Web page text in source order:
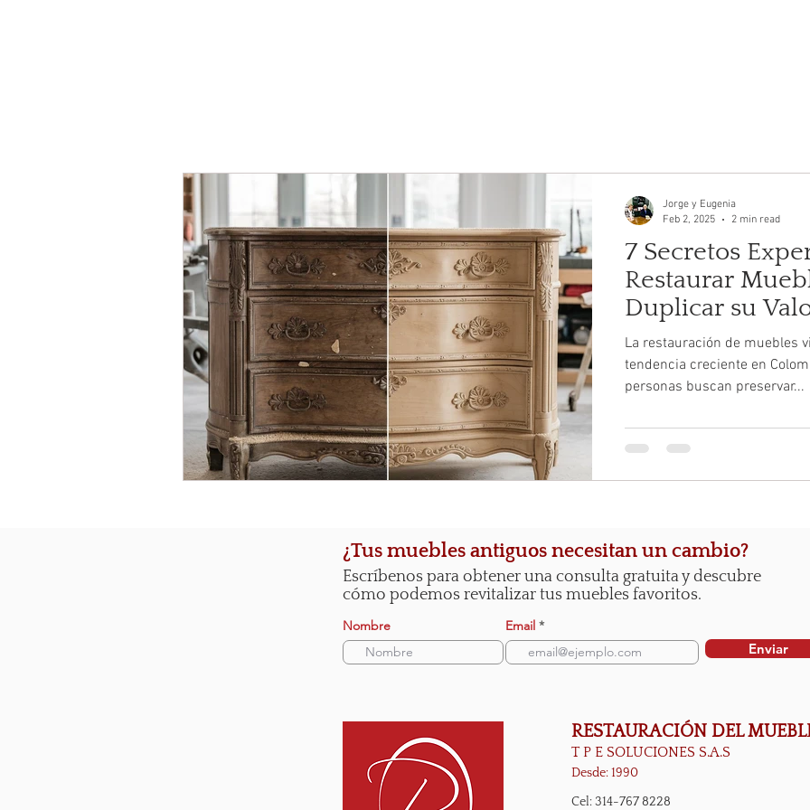
7 Secretos
Restaurar
Duplicar su
La restauración de muebles
tendencia creciente en
personas buscan preservar...
Jorge y Eugenia
Feb 2, 2025
2 min read
¿Tus muebles antiguos necesitan un cambio?
Escríbenos para obtener una consulta gratuita y descubre
cómo podemos revitalizar tus muebles favoritos.
Nombre Email
Enviar
RESTAURACIÓN DEL
T P E SOLUCIONES S.A.S
Desde: 1990
Cel: 314-767 8228